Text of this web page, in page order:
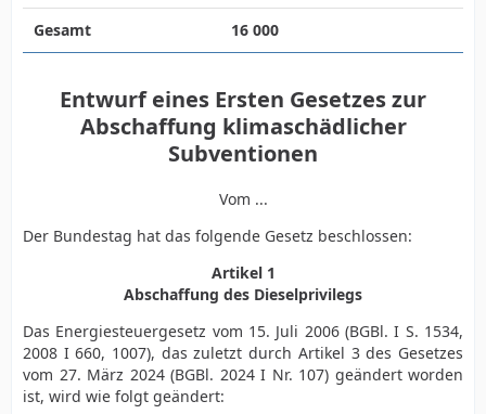
Gesamt 16 000
Entwurf eines Ersten Gesetzes zur
Abschaffung klimaschädlicher
Subventionen
Vom ...
Der Bundestag hat das folgende Gesetz beschlossen:
Artikel 1
Abschaffung des Dieselprivilegs
Das Energiesteuergesetz vom 15. Juli 2006 (BGBl. I S. 1534,
2008 I 660, 1007), das zuletzt durch Artikel 3 des Gesetzes
vom 27. März 2024 (BGBl. 2024 I Nr. 107) geändert worden
ist, wird wie folgt geändert: